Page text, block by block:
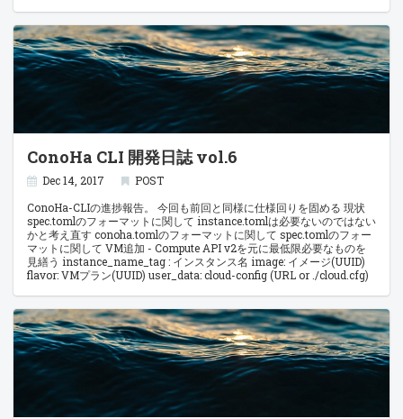
artyom/mosh - GitHub StanfordSNR/guardian-agent - GitHub
} …ってのっけからテナントID求めるのかよ。 ん〜…%sで引っ掛けて
fmt.Sprintf使うか imports を動的に生成 Vim使いなのでシンタックス
ハイライト用にvim-goを入れていたが、 どうやらimportsを自動的に
表現してくれるコマンドがあるらしいとのこと。 hnakamur/vim-go-
tutorial-ja - GitHub インポートパスを手動で操作するのはとても 2010
年っぽい (訳注: 時代遅れ) です。この問題を扱うもっとよいツールを提
供しています。もしまだ聞いたことがなければ それは goimports と呼
ばれています。 私たちは :GoImports コマンド (最後の s に 注意) も用
す。 これだね。 let g:go_fmt_command = "goimports" これ入れてお
けば自動的にやってくれるみたいだから入れておこう。 不要になったら
削除までしてくれるらしいから完璧だね。 さて、早速実験。
なった。 じゃあconf.Read()を使ったらどうなるのっ
と…"github.com/miyabisun/conoha-cli/conf" 嘘だろ……！？ これもバ
ッチリ解決するとは恐ろしい…… もう私は長いGolang人生でimport文を
自分で修正することは多分無い。 とはいえ、viperだけ
で”github.com/spf13/viper”を提示することは難しいと思うので、 この
辺の依存関係をどう解決するかは今後も確認する必要がありそうだ
ConoHa CLI 開発日誌 vol.6
Dec 14, 2017
POST
ConoHa-CLIの進捗報告。 今回も前回と同様に仕様回りを固める 現状
spec.tomlのフォーマットに関して instance.tomlは必要ないのではない
かと考え直す conoha.tomlのフォーマットに関して spec.tomlのフォー
マットに関して VM追加 - Compute API v2を元に最低限必要なものを
見繕う instance_name_tag : インスタンス名 image: イメージ(UUID)
flavor: VMプラン(UUID) user_data: cloud-config (URL or ./cloud.cfg)
い。 ところで、考えないようにしてたけどこのイメージとVMプランの
UUIDとはなんぞや？ イメージ一覧画面を見たが何も書いて無かったの
で、 VM追加 - Compute API v2のページから推測しよう。 Request
Json (最低指定時) { "server": { "imageRef": "1f7bcc63-4a18-4371-
85b1-bcdd4301ff31", "flavorRef": "b60acd11-3fd5-46e1-9387-
aae4737d49aa", "adminPass":"72LY2hf38Kf84vCy4sUr" } } ハイフ
ンでセパレートされた4-2-2-2-6バイトの文字列がそれっぽいな。 どれ
どれ、この情報を踏まえてイメージ一覧を。。 イメージ一覧取得(nova)